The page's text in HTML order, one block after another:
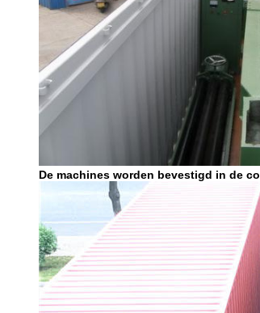
De machines worden bevestigd in de